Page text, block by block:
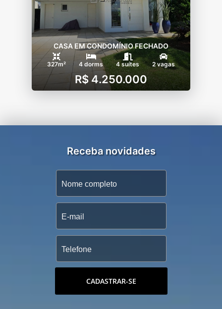
CASA EM CONDOMÍNIO FECHADO
327m² 4 dorms 4 suítes 2 vagas
R$ 4.250.000
Receba novidades
CADASTRAR-SE